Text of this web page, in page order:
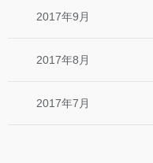
2017年9月
2017年8月
2017年7月